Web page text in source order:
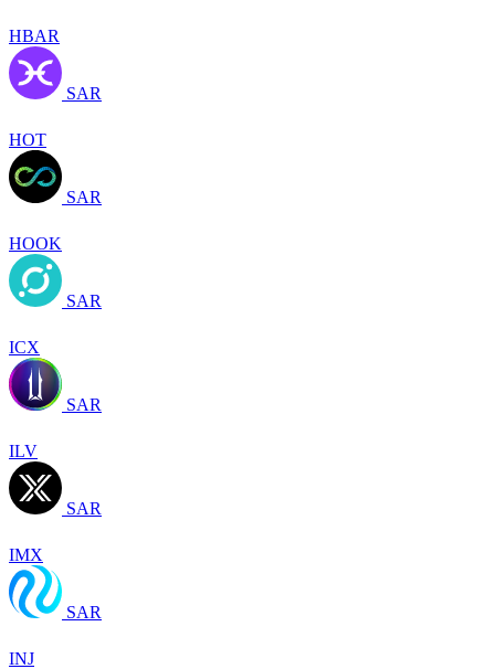
HBAR
SAR
HOT
SAR
HOOK
SAR
ICX
SAR
ILV
SAR
IMX
SAR
INJ